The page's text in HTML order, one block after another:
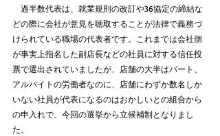
過半数代表は、就業規則の改訂や36協定の締結な
どの際に会社が意見を聴取することが法律で義務づ
けられている職場の代表者です。これまでは会社側
が事実上指名した副店長などの社員に対する信任投
票で選出されていましたが、店舗の大半はパート、
アルバイトの労働者なのに、店舗にわずか数名しか
いない社員が代表になるのはおかしいとの組合から
の申入れで、今回の選挙から立候補制となりまし
た。